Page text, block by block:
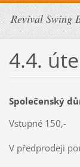
Revival Swing
4.4.
Společenský
Vstupné 150,-
V předprodeji